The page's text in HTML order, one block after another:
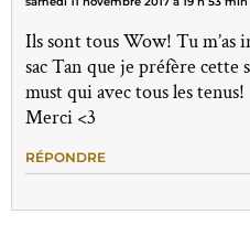
Ils sont tous Wow! Tu m’as
sac Tan que je préfère cette
must qui avec tous les tenus!
Merci <3
RÉPONDRE